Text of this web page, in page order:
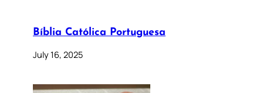
Bíblia Católica Portuguesa
July 16, 2025